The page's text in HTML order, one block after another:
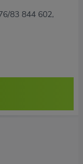
83 844 602,